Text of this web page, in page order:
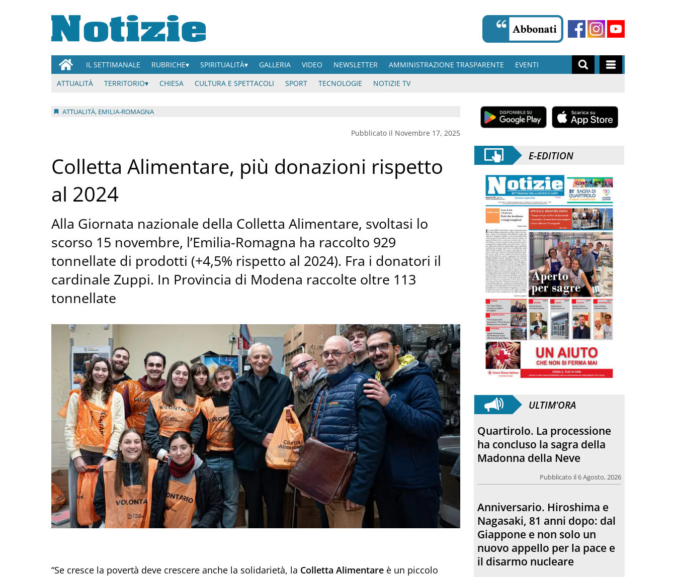
IL SETTIMANALE RUBRICHE SPIRITUALITÀ GALLERIA VIDEO NEWSLETTER AMMINISTRAZIONE TRASPARENTE
EVENTI
ATTUALITÀ
TERRITORIO CHIESA CULTURA E SPETTACOLI SPORT TECNOLOGIE NOTIZIE TV
ATTUALITÀ, EMILIA-ROMAGNA
Pubblicato il Novembre 17, 2025
Colletta Alimentare, più donazioni rispetto
al 2024
Alla Giornata nazionale della Colletta Alimentare, svoltasi lo
scorso 15 novembre, l’Emilia-Romagna ha raccolto 929
tonnellate di prodotti (+4,5% rispetto al 2024). Fra i donatori il
cardinale Zuppi. In Provincia di Modena raccolte oltre 113
tonnellate
“Se cresce la povertà deve crescere anche la solidarietà, la Colletta Alimentare è un piccolo
E-EDITION
ULTIM'ORA
Anniversario. Hiroshima e
Nagasaki, 81 anni dopo: dal
Giappone e non solo un
nuovo appello per la pace e
il disarmo nucleare
Pubblicato il 6 Agosto, 2026
Morto Francesco Guccini.
L’amico teologo, “un faro
per molti: coerente fino alla